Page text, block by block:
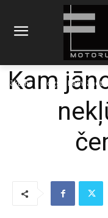
Sākums Blogs Kam
Kam